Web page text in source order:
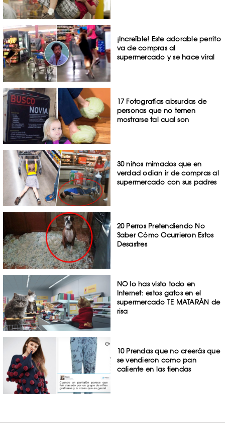
¡Increíble! Este adorable perrito
va de compras al
supermercado y se hace viral
17 Fotografías absurdas de
personas que no temen
mostrarse tal cual son
30 niños mimados que en
verdad odian ir de compras al
supermercado con sus padres
20 Perros Pretendiendo No
Saber Cómo Ocurrieron Estos
Desastres
NO lo has visto todo en
Internet: estos gatos en el
supermercado TE MATARÁN de
risa
10 Prendas que no creerás que
se vendieron como pan
caliente en las tiendas